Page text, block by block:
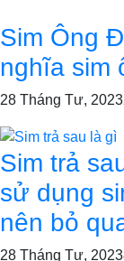
Sim Ông
nghĩa sim
28 Tháng Tư, 2023
Sim trả
sử dụng
nên bỏ
28 Tháng Tư, 2023